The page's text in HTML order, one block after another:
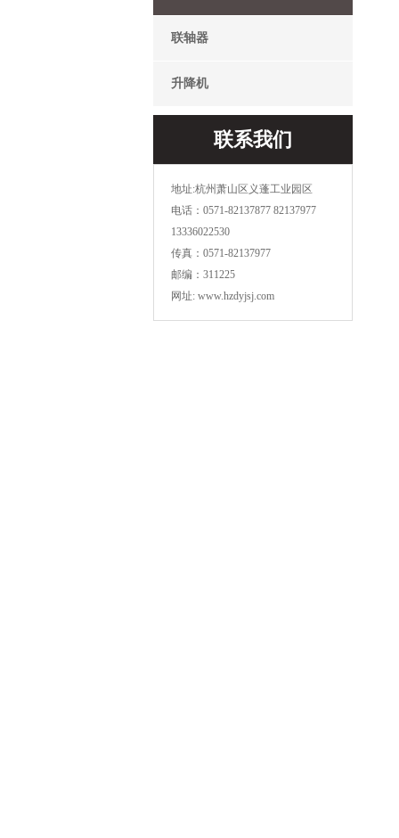
联轴器
升降机
联系我们
地址:杭州萧山区义蓬工业园区
电话：0571-82137877 82137977
13336022530
传真：0571-82137977
邮编：311225
网址: www.hzdyjsj.com